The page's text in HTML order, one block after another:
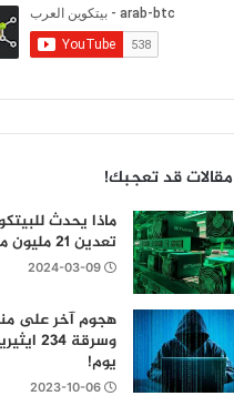
مقالات قد تعجبك!
ماذا يحدث
تعدين 21 مليون منها؟
2024-03-09
وسرقة
يوم!
2023-10-06